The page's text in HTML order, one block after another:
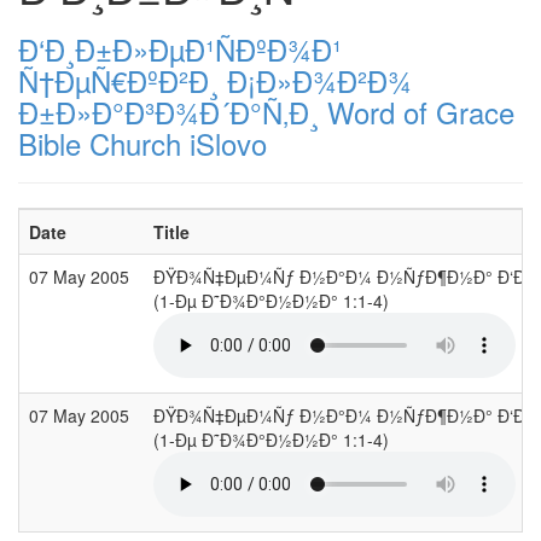
Ð‘Ð¸Ð±Ð»ÐµÐ¹ÑÐºÐ¾Ð¹
Ñ†ÐµÑ€ÐºÐ²Ð¸ Ð¡Ð»Ð¾Ð²Ð¾
Ð±Ð»Ð°Ð³Ð¾Ð´Ð°Ñ‚Ð¸ Word of Grace
Bible Church iSlovo
Date
Title
07 May 2005
ÐŸÐ¾Ñ‡ÐµÐ¼Ñƒ Ð½Ð°Ð¼ Ð½ÑƒÐ¶Ð½Ð°
(1-Ðµ Ð˜Ð¾Ð°Ð½Ð½Ð° 1:1-4)
07 May 2005
ÐŸÐ¾Ñ‡ÐµÐ¼Ñƒ Ð½Ð°Ð¼ Ð½ÑƒÐ¶Ð½Ð°
(1-Ðµ Ð˜Ð¾Ð°Ð½Ð½Ð° 1:1-4)